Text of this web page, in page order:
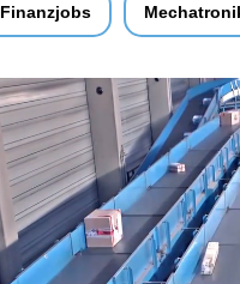
Finanzjobs